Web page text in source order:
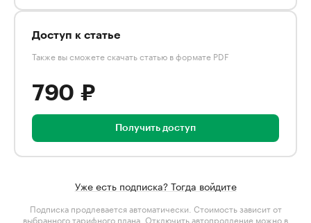
Доступ к статье
Также вы сможете скачать статью в формате PDF
790 ₽
Получить доступ
Уже есть подписка? Тогда войдите
Подписка продлевается автоматически. Стоимость зависит от
выбранного тарифного плана . Отключить автопродление можно в